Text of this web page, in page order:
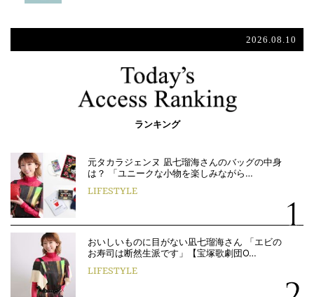
2026.08.10
ランキング
元タカラジェンヌ 凪七瑠海さんのバッグの中身
は？ 「ユニークな小物を楽しみながら…
LIFESTYLE
おいしいものに目がない凪七瑠海さん 「エビの
お寿司は断然生派です」【宝塚歌劇団O…
LIFESTYLE